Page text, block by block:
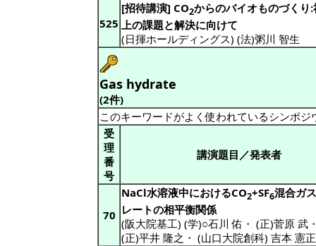
525
[招待講演] CO2からのバイオものづくり
上の課題と解決に向けて
(日揮ホールディングス) (法)粥川 智生
Gas hydrate
(2件)
このキーワードがよく使われているシンポ
受
理
番
号
講演題目／発表者
70
NaCl水溶液中におけるCO2+SF6混合ガ
レートの相平衡関係
(阪大院基工) (学)○石川 佑 ・ (正)菅原 武
(正)平井 隆之 ・ (山口大院創科) 吉本 憲正